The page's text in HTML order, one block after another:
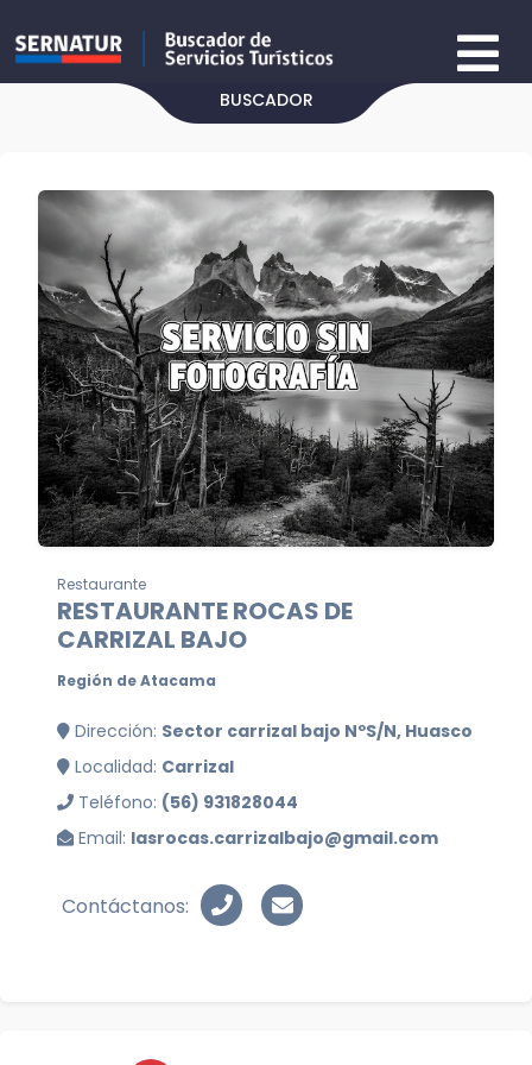
BUSCADOR
Restaurante
RESTAURANTE ROCAS DE
CARRIZAL BAJO
Región de Atacama
Dirección: Sector carrizal bajo NºS/N, Huasco
Localidad: Carrizal
Teléfono: (56) 931828044
Email: lasrocas.carrizalbajo@gmail.com
Contáctanos: